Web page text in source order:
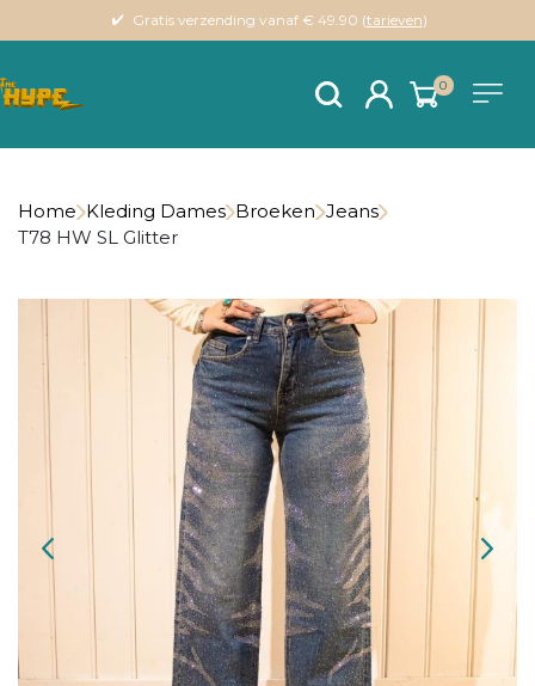
Gratis verzending vanaf € 49.90 (tarieven)
0
Home Kleding Dames Broeken Jeans
T78 HW SL Glitter